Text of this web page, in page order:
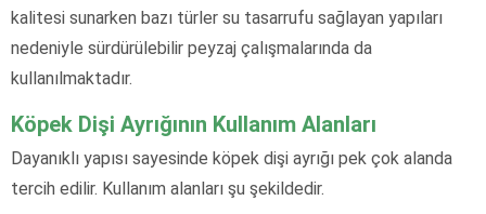
kalitesi sunarken bazı türler su tasarrufu sağlayan yapıları
nedeniyle sürdürülebilir peyzaj çalışmalarında da
kullanılmaktadır.
Köpek Dişi Ayrığının Kullanım Alanları
Dayanıklı yapısı sayesinde köpek dişi ayrığı pek çok alanda
tercih edilir. Kullanım alanları şu şekildedir.